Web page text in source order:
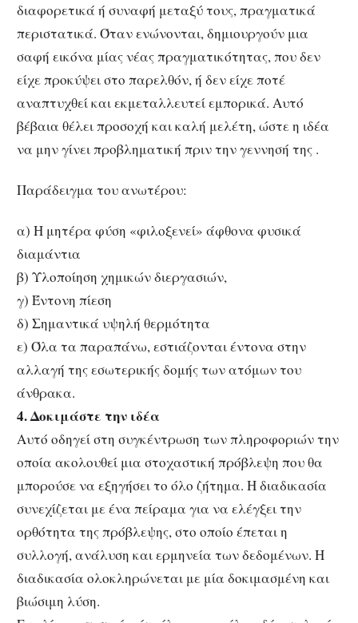
διαφορετικά ή συναφή μεταξύ τους, πραγματικά
περιστατικά. Όταν ενώνονται, δημιουργούν μια
σαφή εικόνα μίας νέας πραγματικότητας, που δεν
είχε προκύψει στο παρελθόν, ή δεν είχε ποτέ
αναπτυχθεί και εκμεταλλευτεί εμπορικά. Αυτό
βέβαια θέλει προσοχή και καλή μελέτη, ώστε η ιδέα
να μην γίνει προβληματική πριν την γεννησή της .
Παράδειγμα του ανωτέρου:
α) Η μητέρα φύση «φιλοξενεί» άφθονα φυσικά
διαμάντια
β) Υλοποίηση χημικών διεργασιών,
γ) Έντονη πίεση
δ) Σημαντικά υψηλή θερμότητα
ε) Όλα τα παραπάνω, εστιάζονται έντονα στην
αλλαγή της εσωτερικής δομής των ατόμων του
άνθρακα.
4. Δοκιμάστε την ιδέα
Αυτό οδηγεί στη συγκέντρωση των πληροφοριών την
οποία ακολουθεί μια στοχαστική πρόβλεψη που θα
μπορούσε να εξηγήσει το όλο ζήτημα. Η διαδικασία
συνεχίζεται με ένα πείραμα για να ελέγξει την
ορθότητα της πρόβλεψης, στο οποίο έπεται η
συλλογή, ανάλυση και ερμηνεία των δεδομένων. Η
διαδικασία ολοκληρώνεται με μία δοκιμασμένη και
βιώσιμη λύση.